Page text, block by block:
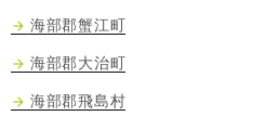
海部郡蟹江町
海部郡大治町
海部郡飛島村